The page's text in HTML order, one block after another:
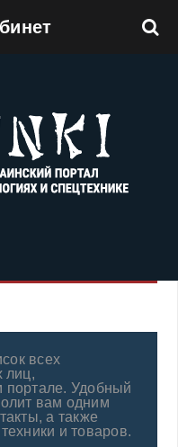
всех
лиц,
Удобный
вам одним
а также
и товаров.